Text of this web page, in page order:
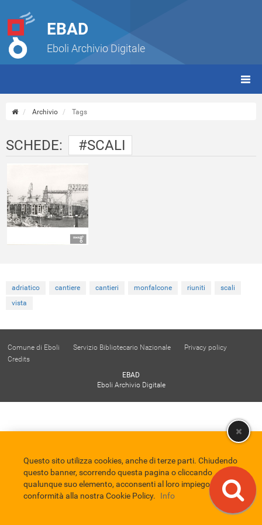
EBAD
Eboli Archivio Digitale
Archivio Tags
SCHEDE: #SCALI
adriatico cantiere cantieri monfalcone riuniti
scali
vista
Comune di Eboli Servizio Bibliotecario Nazionale
Privacy policy
Credits
EBAD
Eboli Archivio Digitale
Questo sito utilizza cookies, anche di terze parti. Chiudendo
questo banner, scorrendo questa pagina o cliccando
qualunque suo elemento, acconsenti al loro impiego in
conformità alla nostra Cookie Policy.
Info